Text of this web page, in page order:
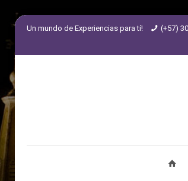
Un mundo de Experiencias para tí! (+57)